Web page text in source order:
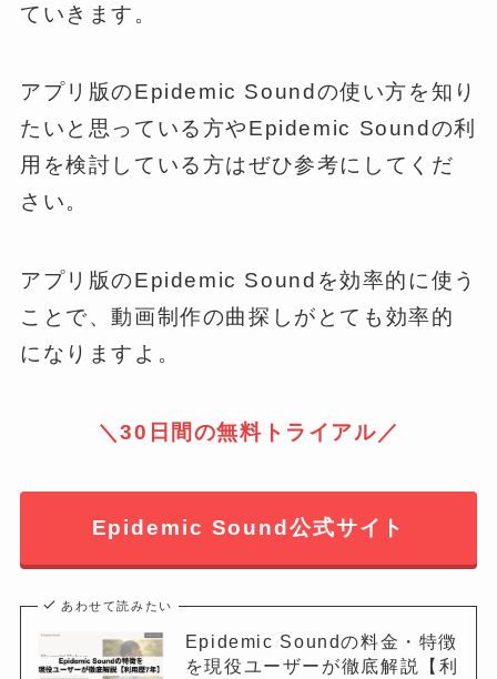
ていきます。
アプリ版のEpidemic Soundの使い方を知り
たいと思っている方やEpidemic Soundの利
用を検討している方はぜひ参考にしてくだ
さい。
アプリ版のEpidemic Soundを効率的に使う
ことで、動画制作の曲探しがとても効率的
になりますよ。
＼30日間の無料トライアル／
Epidemic Sound公式サイト
あわせて読みたい
Epidemic Soundの料金・特徴
を現役ユーザーが徹底解説【利